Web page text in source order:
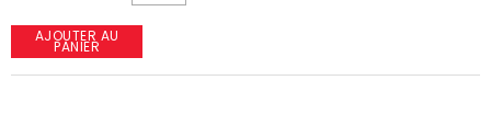
AJOUTER AU
PANIER